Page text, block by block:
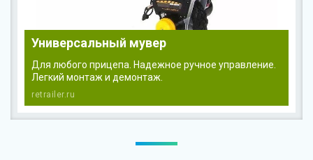
Универсальный мувер
Для любого прицепа. Надежное ручное управление.
Легкий монтаж и демонтаж.
retrailer.ru